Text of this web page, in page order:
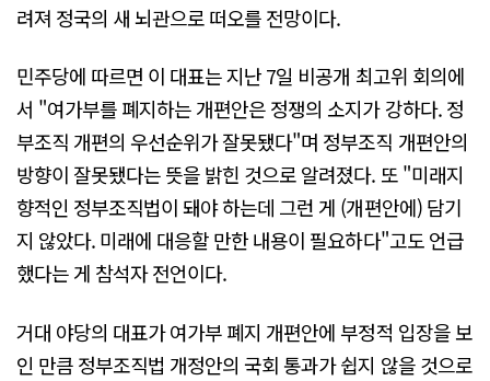
려져 정국의 새 뇌관으로 떠오를 전망이다.
민주당에 따르면 이 대표는 지난 7일 비공개 최고위 회의에
서 "여가부를 폐지하는 개편안은 정쟁의 소지가 강하다. 정
부조직 개편의 우선순위가 잘못됐다"며 정부조직 개편안의
방향이 잘못됐다는 뜻을 밝힌 것으로 알려졌다. 또 "미래지
향적인 정부조직법이 돼야 하는데 그런 게 (개편안에) 담기
지 않았다. 미래에 대응할 만한 내용이 필요하다"고도 언급
했다는 게 참석자 전언이다.
거대 야당의 대표가 여가부 폐지 개편안에 부정적 입장을 보
인 만큼 정부조직법 개정안의 국회 통과가 쉽지 않을 것으로